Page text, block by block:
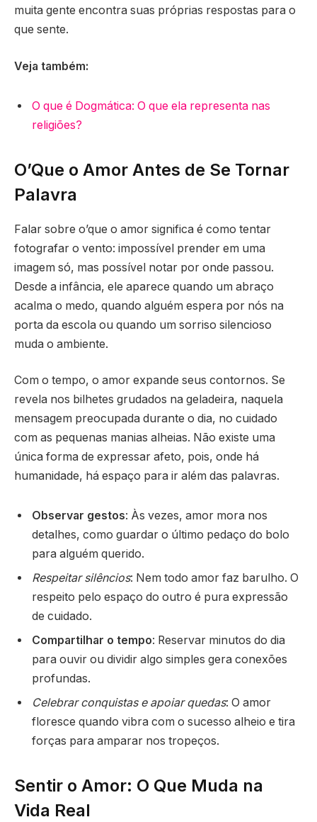
muita gente encontra suas próprias respostas para o
que sente.
Veja também:
O que é Dogmática: O que ela representa nas
religiões?
O’Que o Amor Antes de Se Tornar
Palavra
Falar sobre o’que o amor significa é como tentar
fotografar o vento: impossível prender em uma
imagem só, mas possível notar por onde passou.
Desde a infância, ele aparece quando um abraço
acalma o medo, quando alguém espera por nós na
porta da escola ou quando um sorriso silencioso
muda o ambiente.
Com o tempo, o amor expande seus contornos. Se
revela nos bilhetes grudados na geladeira, naquela
mensagem preocupada durante o dia, no cuidado
com as pequenas manias alheias. Não existe uma
única forma de expressar afeto, pois, onde há
humanidade, há espaço para ir além das palavras.
Observar gestos: Às vezes, amor mora nos
detalhes, como guardar o último pedaço do bolo
para alguém querido.
Respeitar silêncios: Nem todo amor faz barulho. O
respeito pelo espaço do outro é pura expressão
de cuidado.
Compartilhar o tempo: Reservar minutos do dia
para ouvir ou dividir algo simples gera conexões
profundas.
Celebrar conquistas e apoiar quedas: O amor
floresce quando vibra com o sucesso alheio e tira
forças para amparar nos tropeços.
Sentir o Amor: O Que Muda na
Vida Real